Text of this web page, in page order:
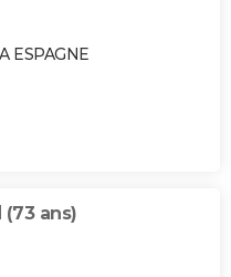
ESPAGNE
(73 ans)